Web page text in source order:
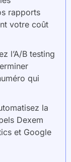
rapports
votre coût
l’A/B testing
qui
la
Dexem
et Google